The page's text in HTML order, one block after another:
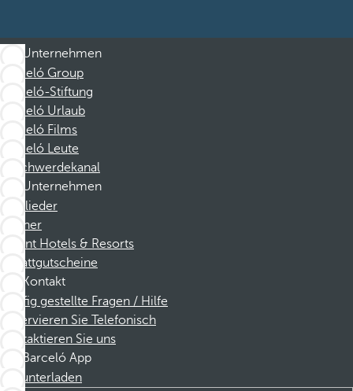
Unternehmen
Barceló Group
Barceló-Stiftung
Barceló Urlaub
Barceló Films
Barceló Leute
Beschwerdekanal
Unternehmen
Mitglieder
Partner
Dorint Hotels & Resorts
Rabattgutscheine
Kontakt
Häufig gestellte Fragen / Hilfe
Reservieren Sie Telefonisch
Kontaktieren Sie uns
Barceló App
Herunterladen